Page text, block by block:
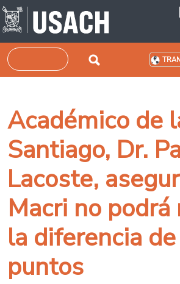
Skip to main content
Search
Académico de
Santiago, Dr.
Lacoste,
Macri no
la diferencia
puntos